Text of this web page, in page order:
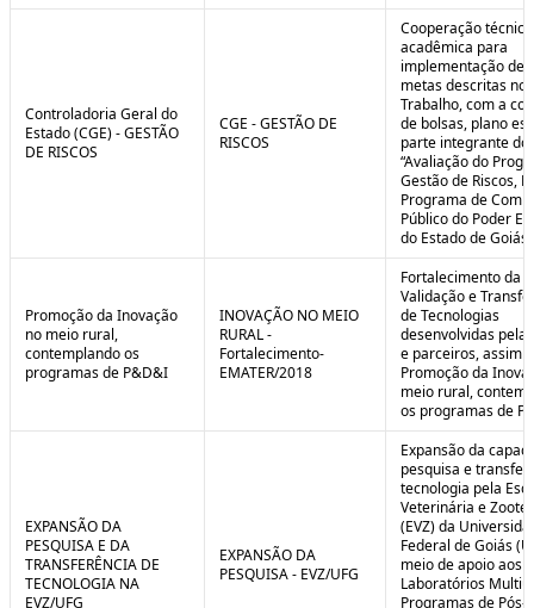
Controladoria Geral do
Estado (CGE) - GESTÃO
DE RISCOS
CGE - GESTÃO DE
RISCOS
Cooperação
acadêmica para
implementação de
metas descritas no
Trabalho, com a
de bolsas, plano
parte integrante do
“Avaliação do
Gestão de Riscos,
Programa de
Público do Poder
do Estado de
Promoção da Inovação
no meio rural,
contemplando os
programas de P&D&I
INOVAÇÃO NO MEIO
RURAL -
Fortalecimento-
EMATER/2018
Fortalecimento da
Validação e
de Tecnologias
desenvolvidas pela
e parceiros, assim
Promoção da
meio rural,
os programas de
EXPANSÃO DA
PESQUISA E DA
TRANSFERÊNCIA DE
TECNOLOGIA NA
EVZ/UFG
EXPANSÃO DA
PESQUISA - EVZ/UFG
Expansão da
pesquisa e
tecnologia pela
Veterinária e
(EVZ) da
Federal de Goiás
meio de apoio aos
Laboratórios
Programas de Pós-